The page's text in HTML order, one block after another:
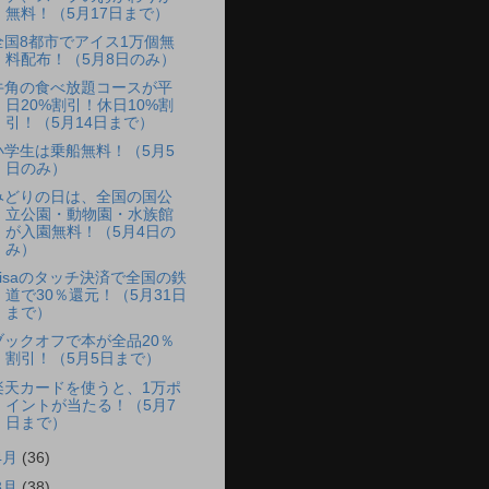
無料！（5月17日まで）
国8都市でアイス1万個無
料配布！（5月8日のみ）
角の食べ放題コースが平
日20%割引！休日10%割
引！（5月14日まで）
学生は乗船無料！（5月5
日のみ）
どりの日は、全国の国公
立公園・動物園・水族館
が入園無料！（5月4日の
み）
のタッチ決済で全国の鉄
道で30％還元！（5月31日
まで）
ックオフで本が全品20％
割引！（5月5日まで）
天カードを使うと、1万ポ
イントが当たる！（5月7
日まで）
(36)